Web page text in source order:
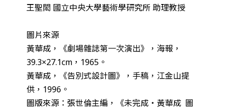
王聖閎 國立中央大學藝術學研究所 助理教授
圖片來源
黃華成，《劇場雜誌第一次演出》，海報，
39.3×27.1cm，1965。
黃華成，《告別式設計圖》，手稿，江金山提
供，1996。
圖版來源：張世倫主編，《未完成・黃華成 圖